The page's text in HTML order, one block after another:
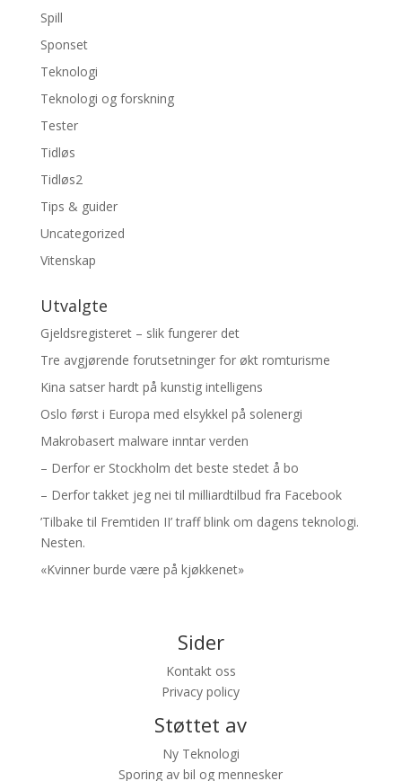
Spill
Sponset
Teknologi
Teknologi og forskning
Tester
Tidløs
Tidløs2
Tips & guider
Uncategorized
Vitenskap
Utvalgte
Gjeldsregisteret – slik fungerer det
Tre avgjørende forutsetninger for økt romturisme
Kina satser hardt på kunstig intelligens
Oslo først i Europa med elsykkel på solenergi
Makrobasert malware inntar verden
– Derfor er Stockholm det beste stedet å bo
– Derfor takket jeg nei til milliardtilbud fra Facebook
’Tilbake til Fremtiden II’ traff blink om dagens teknologi.
Nesten.
«Kvinner burde være på kjøkkenet»
Sider
Kontakt oss
Privacy policy
Støttet av
Ny Teknologi
Sporing av bil og mennesker